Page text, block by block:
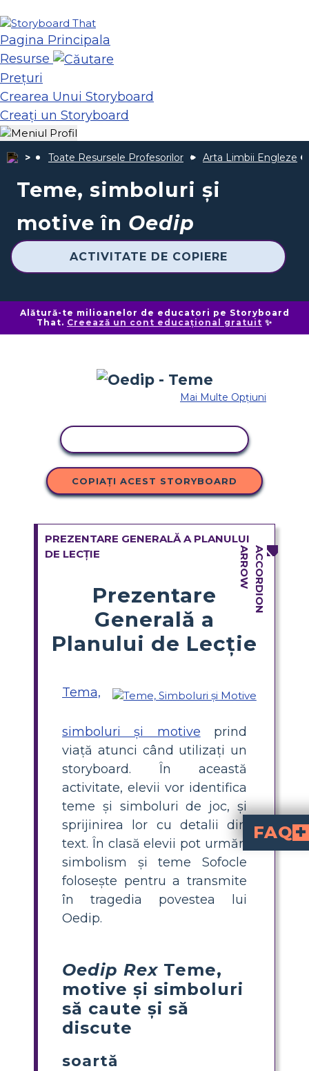
Pagina Principala
Resurse
Prețuri
Crearea Unui Storyboard
Creați un Storyboard
Toate Resursele Profesorilor Arta Limbii Engleze
Teme, simboluri și
motive în Oedip
ACTIVITATE DE COPIERE
Alătură-te milioanelor de educatori pe Storyboard
That. Creează un cont educațional gratuit ✨
Mai Multe Opțiuni
COPIAȚI ACEST STORYBOARD
PREZENTARE GENERALĂ A PLANULUI
DE LECȚIE
Prezentare
Generală a
Planului de Lecție
Tema,
simboluri și motive prind
viață atunci când utilizați un
storyboard. În această
activitate, elevii vor identifica
teme și simboluri de joc, și
sprijinirea lor cu detalii din
text. În clasă elevii pot urmări
simbolism și teme Sofocle
folosește pentru a transmite
în tragedia povestea lui
Oedip.
Oedip Rex Teme,
motive și simboluri
să caute și să
discute
soartă
FAQ